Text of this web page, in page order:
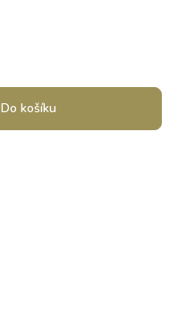
Do košíku